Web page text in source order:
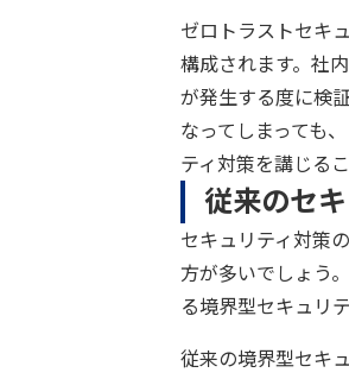
ゼロトラストセキ
構成されます。社
が発生する度に検
なってしまっても
ティ対策を講じる
従来のセ
セキュリティ対策
方が多いでしょう
る境界型セキュリ
従来の境界型セキ